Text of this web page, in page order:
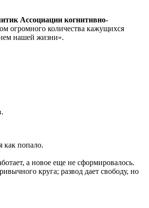
Ассоциации когнитивно-
огромного количества кажущихся
нашей жизни».
как попало.
а новое еще не сформировалось.
круга; развод дает свободу, но